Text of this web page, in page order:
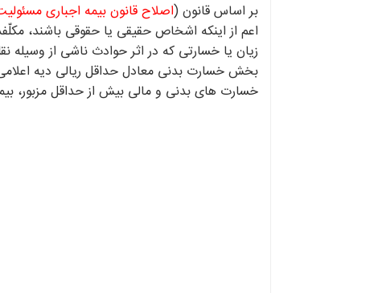
بر اساس قانون (اصلاح قانون بیمه اجباری
اعم از اینکه اشخاص حقیقی یا حقوقی باشند،
زیان یا خسارتی که در اثر حوادث ناشی از وسیله
خسارت های بدنی و مالی بیش از حداقل مزبور،